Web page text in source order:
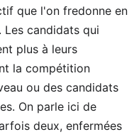
que l'on fredonne en
candidats qui
plus à leurs
la compétition
ou des candidats
On parle ici de
deux, enfermées